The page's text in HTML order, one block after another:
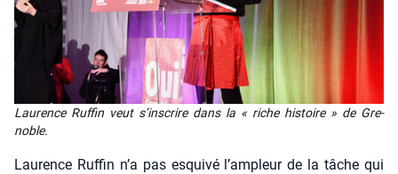
Lau­rence Ruf­fin veut s’ins­crire dans la « riche his­toire » de Gre­
noble.
Lau­rence Ruf­fin n’a pas esqui­vé l’am­pleur de la tâche qui